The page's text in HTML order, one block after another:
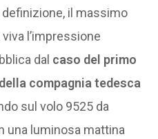
il massimo
l’impressione
dal caso del primo
compagnia tedesca
sul volo 9525 da
una luminosa mattina